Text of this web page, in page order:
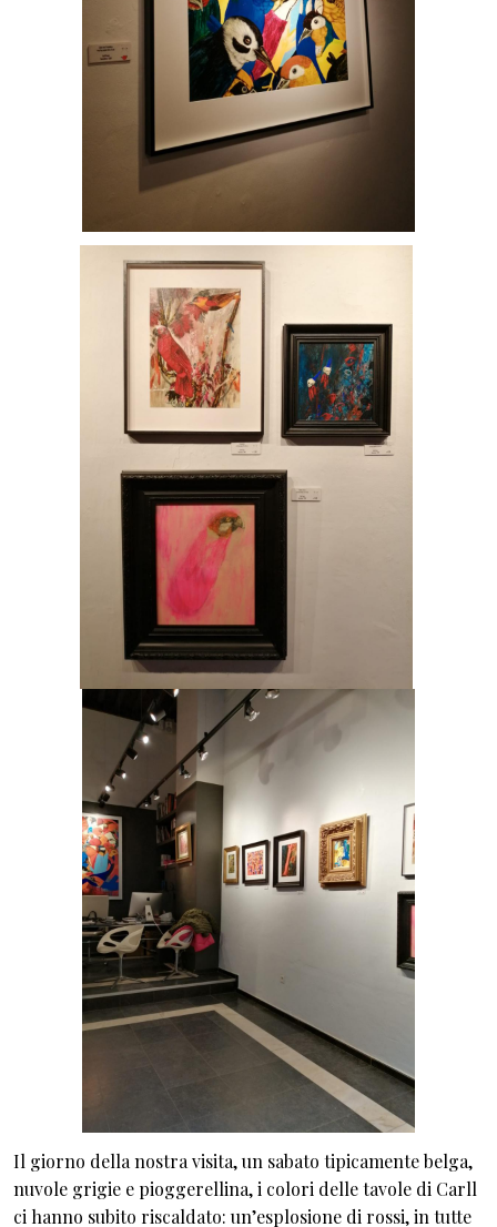
Il giorno della nostra visita, un sabato tipicamente belga,
nuvole grigie e pioggerellina, i colori delle tavole di Carll
ci hanno subito riscaldato: un’esplosione di rossi, in tutte